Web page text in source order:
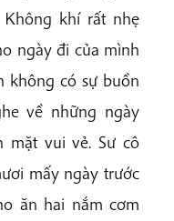
khí rất nhẹ
ngày đi của mình
không có sự buồn
về những ngày
mặt vui vẻ. Sư cô
mấy ngày trước
ăn hai nắm cơm